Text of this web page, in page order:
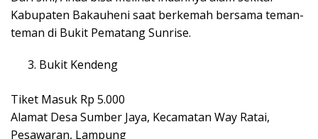
Kabupaten Bakauheni saat berkemah bersama teman-
teman di Bukit Pematang Sunrise.
Bukit Kendeng
Tiket Masuk Rp 5.000
Alamat Desa Sumber Jaya, Kecamatan Way Ratai,
Pesawaran, Lampung